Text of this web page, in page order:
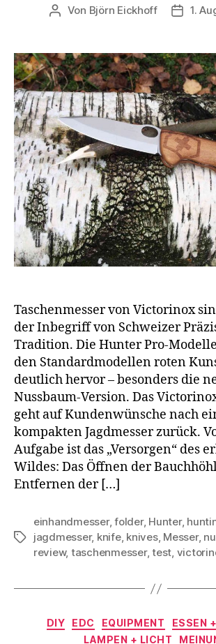
Beitragsautor
Von Björn Eickhoff 1.
Taschenmesser von Victorinox
der Inbegriff von Schweizer
Tradition. Die Hunter Pro-
den Standardmodellen roten
deutlich hervor – besonders die
Nussbaum-Version. Das
geht auf Kundenwünsche nach
kompakten Jagdmesser zurück.
Aufgabe ist das „Versorgen“ des
Wildes: Das Öffnen der
Entfernen der […]
Schlagwörter
einhandmesser,folder, Hunter,
jagdmesser, knife, knives, Messer,
review, taschenmesser,test,
Kategorien
DIY EDC EQUIPMENT
ESSEN
LAMPEN + LICHT